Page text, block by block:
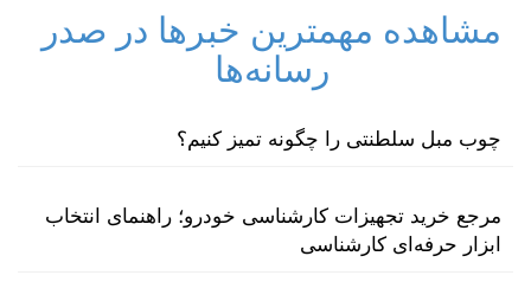
مشاهده مهمترین خبرها در صدر
رسانه‌ها
چوب مبل سلطنتی را چگونه تمیز کنیم؟
مرجع خرید تجهیزات کارشناسی خودرو؛ راهنمای انتخاب
ابزار حرفه‌ای کارشناسی